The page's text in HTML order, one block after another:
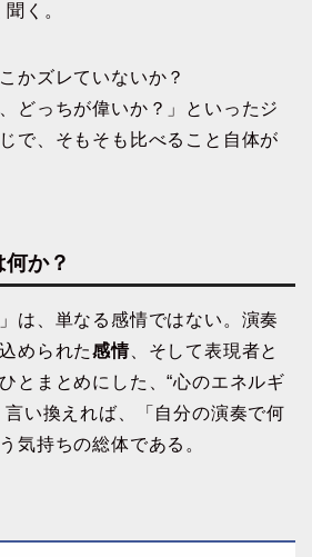
く。
かズレていないか？
どっちが偉いか？」といったジ
で、そもそも比べること自体が
何か？
は、単なる感情ではない。演奏
込められた感情、そして表現者と
とまとめにした、“心のエネルギ
言い換えれば、「自分の演奏で何
気持ちの総体である。